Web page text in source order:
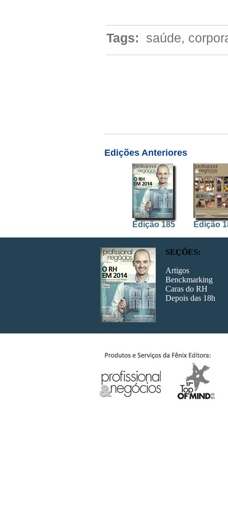
Tags: saúde,
Edições Anteriores
Edição 185 Edição
Edição 178 Edição
Edição
SEÇÕES:
Artigos
Benckmarking
Caras do RH
Depois das 18h